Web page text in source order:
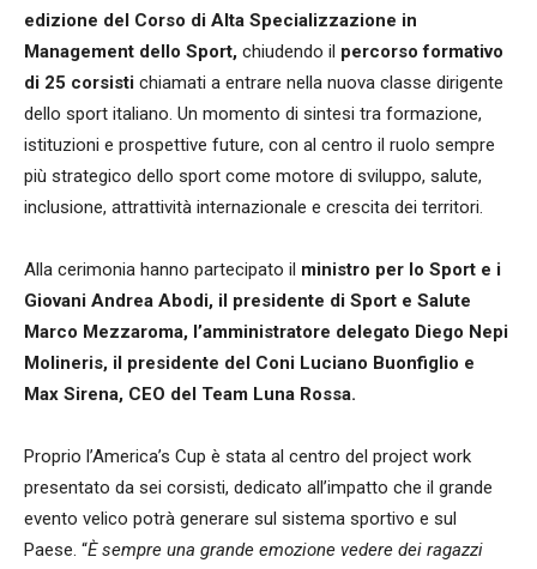
edizione del Corso di Alta Specializzazione in
Management dello Sport, chiudendo il percorso formativo
di 25 corsisti chiamati a entrare nella nuova classe dirigente
dello sport italiano. Un momento di sintesi tra formazione,
istituzioni e prospettive future, con al centro il ruolo sempre
più strategico dello sport come motore di sviluppo, salute,
inclusione, attrattività internazionale e crescita dei territori.
Alla cerimonia hanno partecipato il ministro per lo Sport e i
Giovani Andrea Abodi, il presidente di Sport e Salute
Marco Mezzaroma, l’amministratore delegato Diego Nepi
Molineris, il presidente del Coni Luciano Buonfiglio e
Max Sirena, CEO del Team Luna Rossa.
Proprio l’America’s Cup è stata al centro del project work
presentato da sei corsisti, dedicato all’impatto che il grande
evento velico potrà generare sul sistema sportivo e sul
Paese. “È sempre una grande emozione vedere dei ragazzi